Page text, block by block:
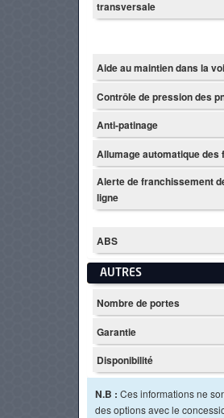
transversale
Aide au maintien dans la
Contrôle de pression des
Anti-patinage
Allumage automatique des
Alerte de franchissement
ligne
ABS
AUTRES
Nombre de portes
Garantie
Disponibilité
N.B : Ces informations ne
des options avec le